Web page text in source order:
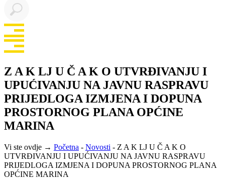
Z A K LJ U Č A K O UTVRĐIVANJU I
UPUĆIVANJU NA JAVNU RASPRAVU
PRIJEDLOGA IZMJENA I DOPUNA
PROSTORNOG PLANA OPĆINE
MARINA
Vi ste ovdje → Početna - Novosti - Z A K LJ U Č A K O
UTVRĐIVANJU I UPUĆIVANJU NA JAVNU RASPRAVU
PRIJEDLOGA IZMJENA I DOPUNA PROSTORNOG PLANA
OPĆINE MARINA